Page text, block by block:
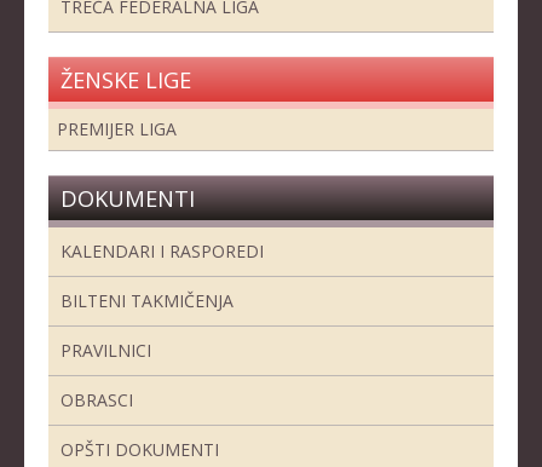
JUNIORKE
KADETI
KADETKINJE
MLAĐI KADETI
NAJMLAĐE KADETKINJE
TREĆA FEDERALNA LIGA
ŽENSKE LIGE
PREMIJER LIGA
DOKUMENTI
KALENDARI I RASPOREDI
BILTENI TAKMIČENJA
PRAVILNICI
OBRASCI
OPŠTI DOKUMENTI